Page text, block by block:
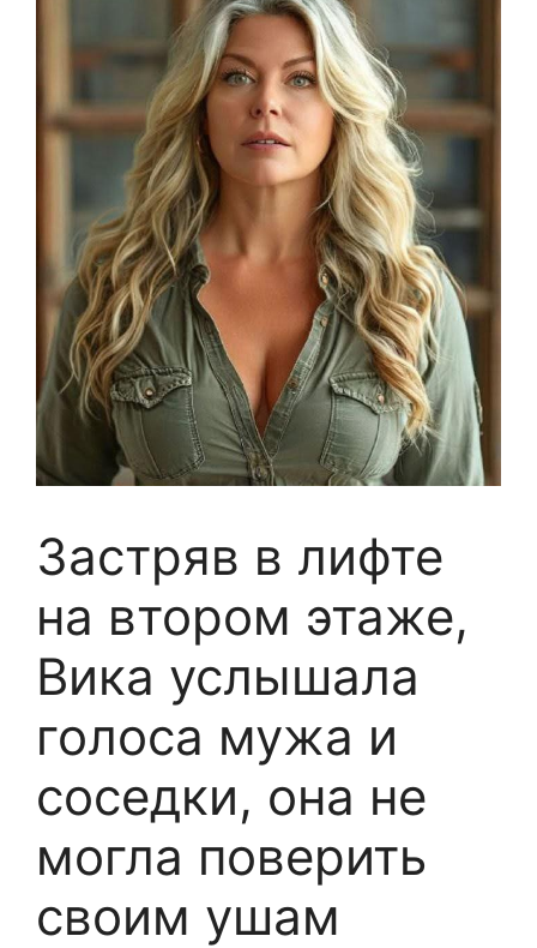
Застряв в лифте
на втором этаже,
Вика услышала
голоса мужа и
соседки, она не
могла поверить
своим ушам